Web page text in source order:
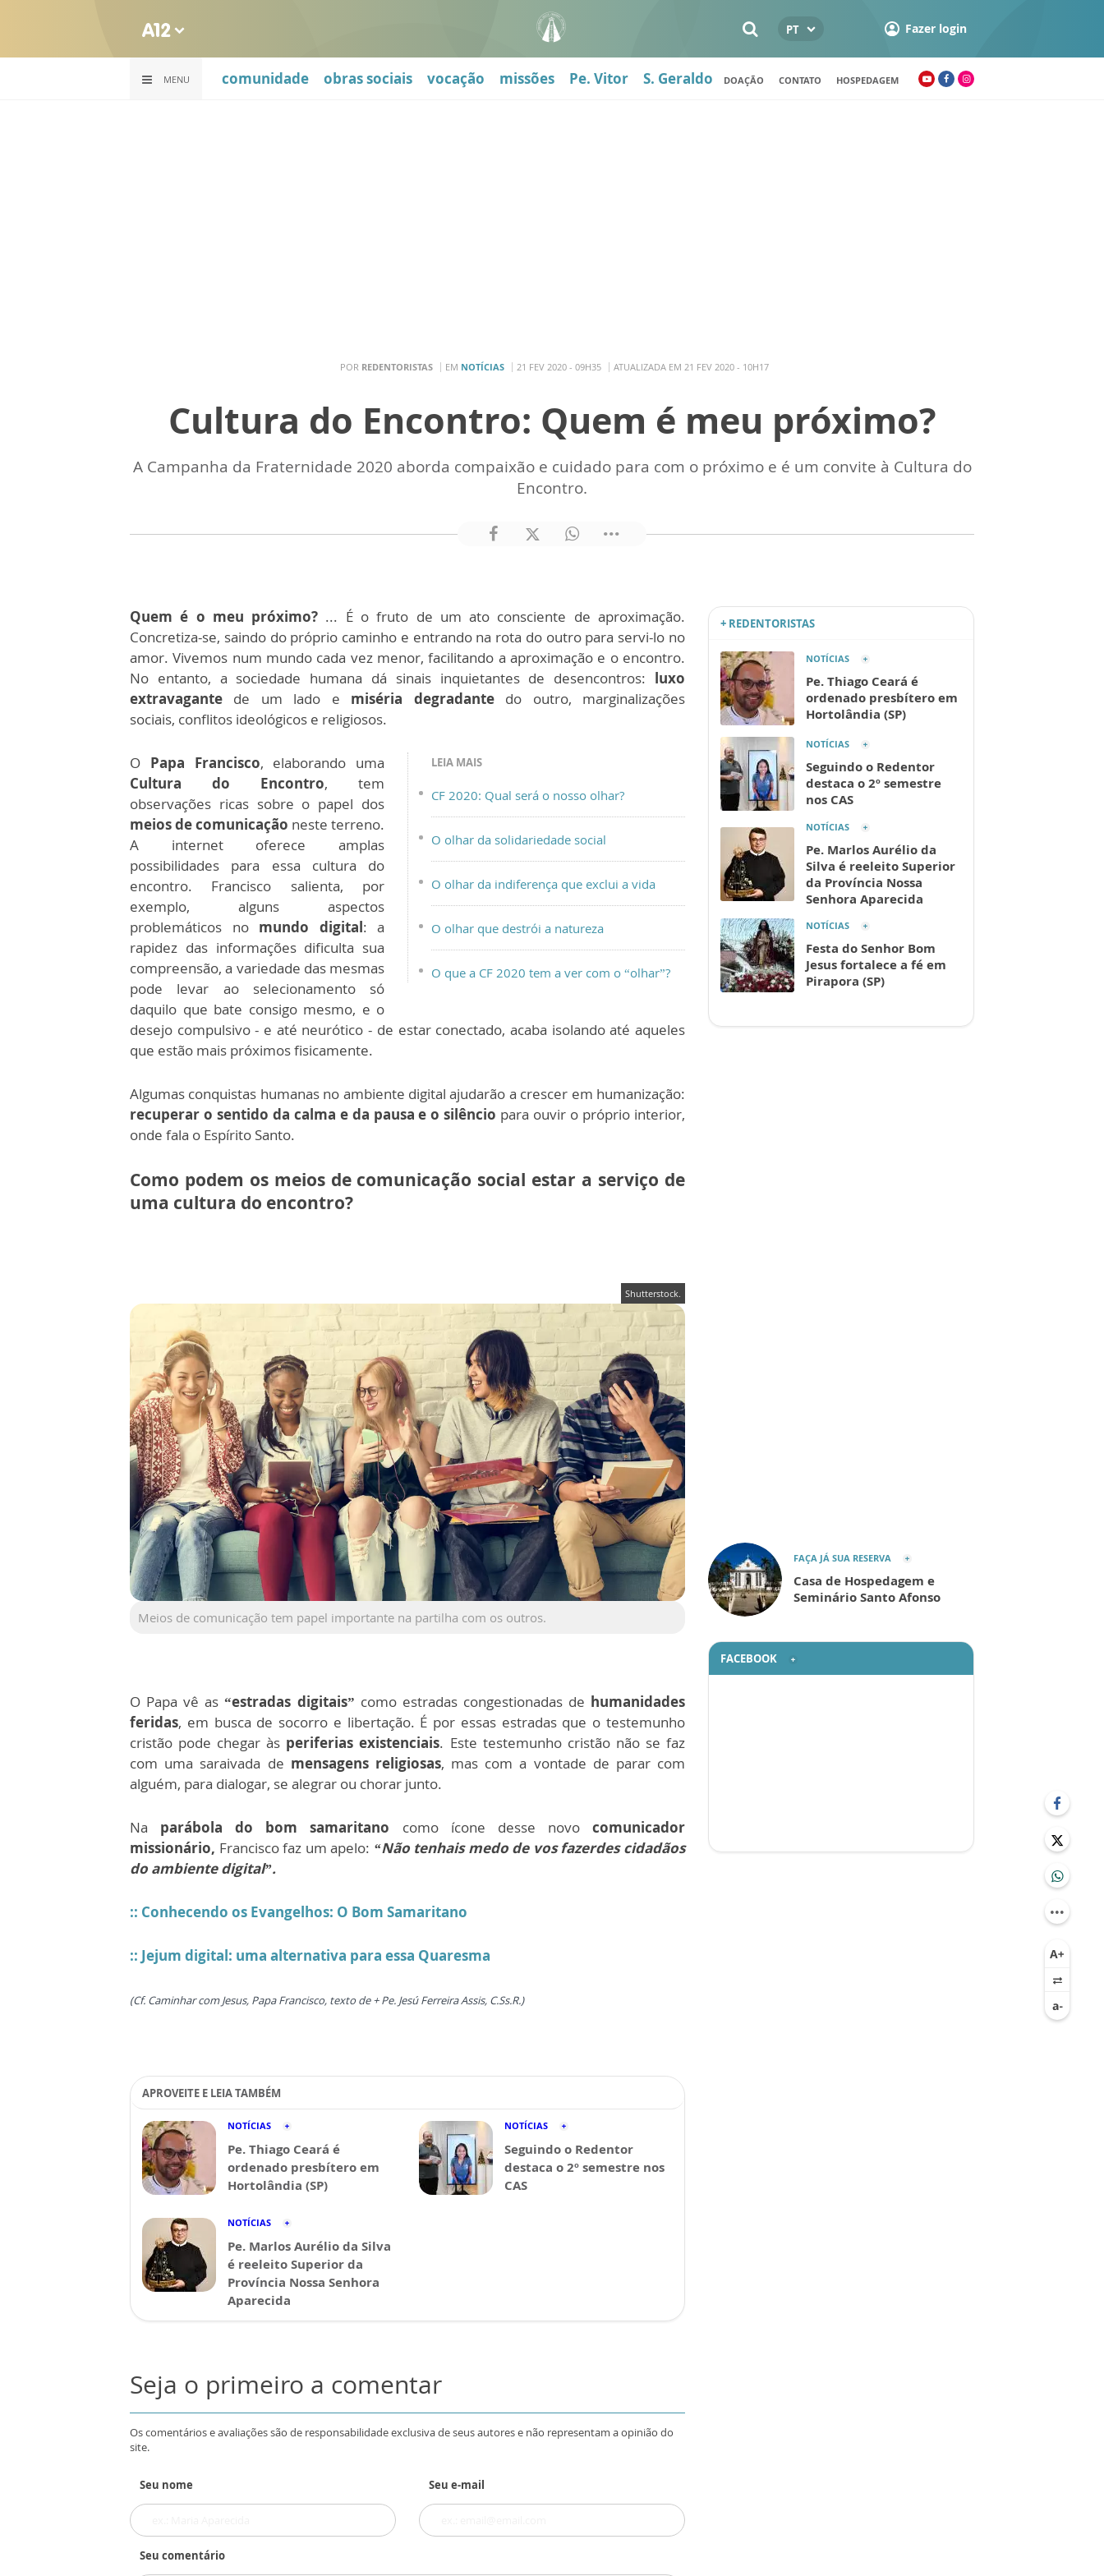
PT Fazer login
MENU comunidade obras sociais vocação missões Pe. Vitor S. Geraldo DOAÇÃO CONTATO HOSPEDAGEM
POR REDENTORISTAS EM NOTÍCIAS 21 FEV 2020 - 09H35 ATUALIZADA EM 21 FEV 2020 - 10H17
Cultura do Encontro: Quem é meu próximo?
A Campanha da Fraternidade 2020 aborda compaixão e cuidado para com o próximo e é um convite à Cultura do
Encontro.
Quem é o meu próximo? ... É o fruto de um ato consciente de aproximação.
Concretiza-se, saindo do próprio caminho e entrando na rota do outro para servi-lo no
amor. Vivemos num mundo cada vez menor, facilitando a aproximação e o encontro.
No entanto, a sociedade humana dá sinais inquietantes de desencontros: luxo
extravagante de um lado e miséria degradantedo outro, marginalizações
sociais, conflitos ideológicos e religiosos.
LEIA MAIS
CF 2020: Qual será o nosso olhar?
O olhar da solidariedade social
O olhar da indiferença que exclui a vida
O olhar que destrói a natureza
O que a CF 2020 tem a ver com o “olhar”?
O Papa Francisco, elaborando uma
Cultura do Encontro, tem
observações ricas sobre o papel dos
meios de comunicação neste terreno.
A internet oferece amplas
possibilidades para essa cultura do
encontro. Francisco salienta, por
exemplo, alguns aspectos
problemáticos no mundo digital: a
rapidez das informações dificulta sua
compreensão, a variedade das mesmas
pode levar ao selecionamento só
daquilo que bate consigo mesmo, e o
desejo compulsivo - e até neurótico - de estar conectado, acaba isolando até aqueles
que estão mais próximos fisicamente.
Algumas conquistas humanas no ambiente digital ajudarão a crescer em humanização:
recuperar o sentido da calma e da pausa e o silêncio para ouvir o próprio interior,
onde fala o Espírito Santo.
Como podem os meios de comunicação social estar a serviço de
uma cultura do encontro?
Shutterstock.
Meios de comunicação tem papel importante na partilha com os outros.
O Papa vê as“estradas digitais” como estradas congestionadas de humanidades
feridas, em busca de socorro e libertação. É por essas estradas que o testemunho
cristão pode chegar às periferias existenciais. Este testemunho cristão não se faz
com uma saraivada de mensagens religiosas, mas com a vontade de parar com
alguém, para dialogar, se alegrar ou chorar junto.
Na parábola do bom samaritano como ícone desse novocomunicador
missionário, Francisco faz um apelo: “Não tenhais medo de vos fazerdes cidadãos
do ambiente digital”.
:: Conhecendo os Evangelhos: O Bom Samaritano
:: Jejum digital: uma alternativa para essa Quaresma
(Cf.Caminhar com Jesus, Papa Francisco, texto de+ Pe. Jesú Ferreira Assis, C.Ss.R.)
APROVEITE E LEIA TAMBÉM
NOTÍCIAS
Pe. Thiago Ceará é
ordenado presbítero em
Hortolândia (SP)
NOTÍCIAS
Seguindo o Redentor
destaca o 2º semestre nos
CAS
NOTÍCIAS
Pe. Marlos Aurélio da Silva
é reeleito Superior da
Província Nossa Senhora
Aparecida
Seja o primeiro a comentar
Os comentários e avaliações são de responsabilidade exclusiva de seus autores e não representam a opinião do
site.
Seu nome Seu e-mail
Seu comentário
FAÇA JÁ SUA RESERVA
Casa de Hospedagem e
Seminário Santo Afonso
+ REDENTORISTAS
NOTÍCIAS
Pe. Thiago Ceará é
ordenado presbítero em
Hortolândia (SP)
NOTÍCIAS
Seguindo o Redentor
destaca o 2º semestre
nos CAS
NOTÍCIAS
Pe. Marlos Aurélio da
Silva é reeleito Superior
da Província Nossa
Senhora Aparecida
NOTÍCIAS
Festa do Senhor Bom
Jesus fortalece a fé em
Pirapora (SP)
FACEBOOK